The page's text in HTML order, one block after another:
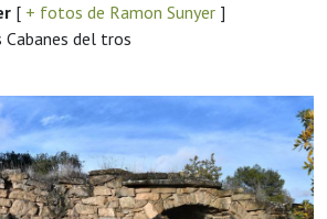
[ + fotos de Ramon Sunyer ]
del tros